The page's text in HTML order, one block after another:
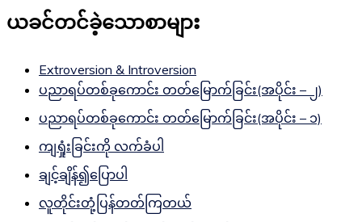
ယခင်တင်ခဲ့သောစာများ
Extroversion & Introversion
ပညာရပ်တစ်ခုကောင်း တတ်မြောက်ခြင်း(အပိုင်း – ၂)
ပညာရပ်တစ်ခုကောင်း တတ်မြောက်ခြင်း(အပိုင်း – ၁)
ကျရှုံးခြင်းကို လက်ခံပါ
ချင့်ချိန်၍ပြောပါ
လူတိုင်းတုံ့ပြန်တတ်ကြတယ်